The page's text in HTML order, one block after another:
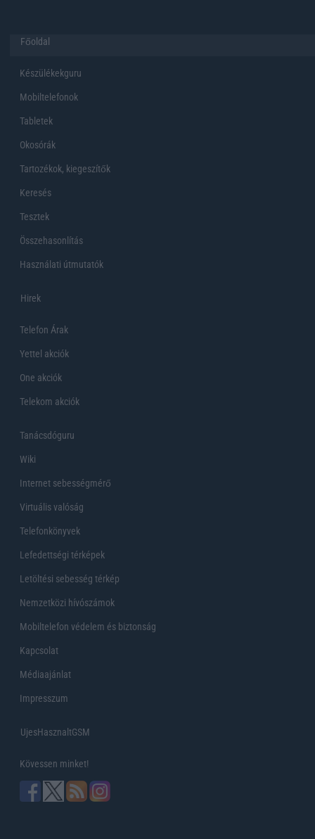
Főoldal
Készülékekguru
Mobiltelefonok
Tabletek
Okosórák
Tartozékok, kiegeszítők
Keresés
Tesztek
Összehasonlítás
Használati útmutatók
Hirek
Telefon Árak
Yettel akciók
One akciók
Telekom akciók
Tanácsdóguru
Wiki
Internet sebességmérő
Virtuális valóság
Telefonkönyvek
Lefedettségi térképek
Letöltési sebesség térkép
Nemzetközi hívószámok
Mobiltelefon védelem és biztonság
Kapcsolat
Médiaajánlat
Impresszum
UjesHasznaltGSM
Kövessen minket!